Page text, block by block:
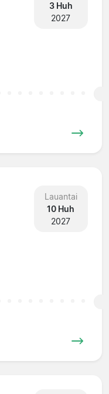
3 Huh
2027
Lauantai
10 Huh
2027